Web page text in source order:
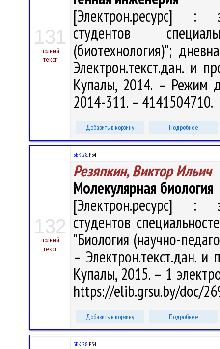
131
полный
текст
[Электрон.ресурс] :
студентов
(биотехнология)";
Электрон.текст.дан. и
Купалы, 2014. – Режим
2014-311. – 4141504710.
Добавить в корзину Подробнее
132
полный
текст
ББК 28.Р34
Резяпкин, Виктор Ильич
Молекулярная биология
[Электрон.ресурс] :
студентов
"Биология (научно-
– Электрон.текст.дан.
Купалы, 2015. – 1
https://elib.grsu.by/doc/
Добавить в корзину Подробнее
ББК 28.Р34